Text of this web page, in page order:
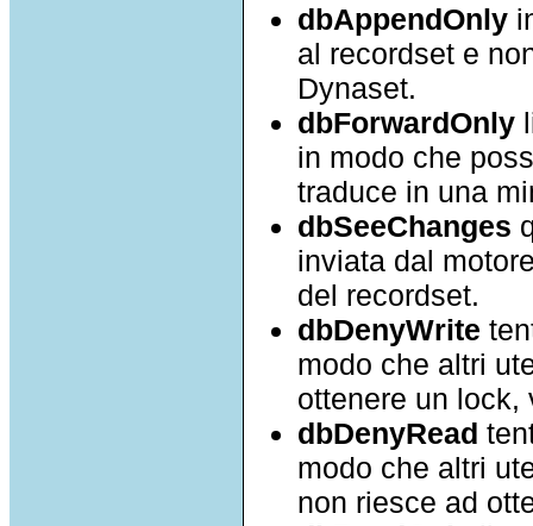
dbAppendOnly
al recordset e
Dynaset.
dbForwardOnly
in modo che
traduce in una
dbSeeChanges
inviata dal
del recordset.
dbDenyWrite
modo che altri
ottenere un lock,
dbDenyRead
modo che altri
non riesce ad